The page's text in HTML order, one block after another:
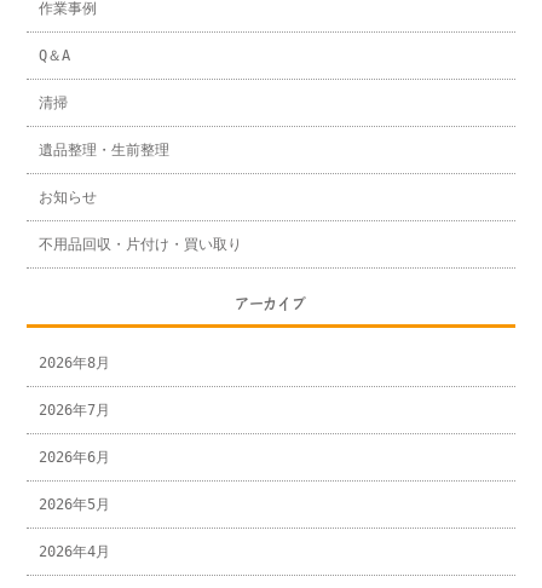
作業事例
Q＆A
清掃
遺品整理・生前整理
お知らせ
不用品回収・片付け・買い取り
アーカイブ
2026年8月
2026年7月
2026年6月
2026年5月
2026年4月